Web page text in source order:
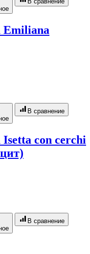
Emiliana
В сравнение
con cerchi
В сравнение